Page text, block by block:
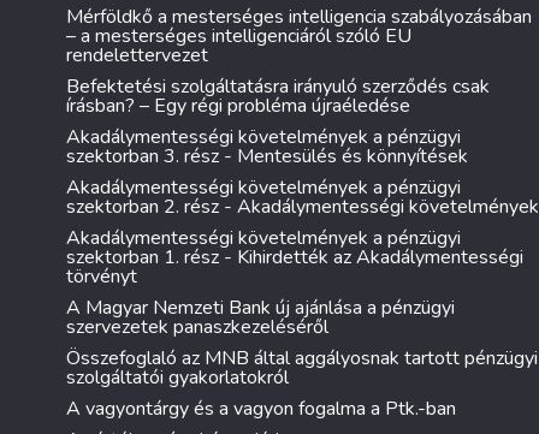
Mérföldkő a mesterséges intelligencia szabályozásában
– a mesterséges intelligenciáról szóló EU
rendelettervezet
Befektetési szolgáltatásra irányuló szerződés csak
írásban? – Egy régi probléma újraéledése
Akadálymentességi követelmények a pénzügyi
szektorban 3. rész - Mentesülés és könnyítések
Akadálymentességi követelmények a pénzügyi
szektorban 2. rész - Akadálymentességi követelmények
Akadálymentességi követelmények a pénzügyi
szektorban 1. rész - Kihirdették az Akadálymentességi
törvényt
A Magyar Nemzeti Bank új ajánlása a pénzügyi
szervezetek panaszkezeléséről
Összefoglaló az MNB által aggályosnak tartott pénzügyi
szolgáltatói gyakorlatokról
A vagyontárgy és a vagyon fogalma a Ptk.-ban